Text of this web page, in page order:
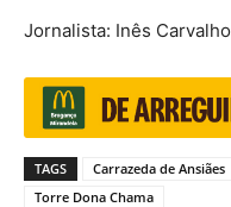
Jornalista: Inês Carvalho
TAGS Carrazeda de Ansiães
Torre Dona Chama